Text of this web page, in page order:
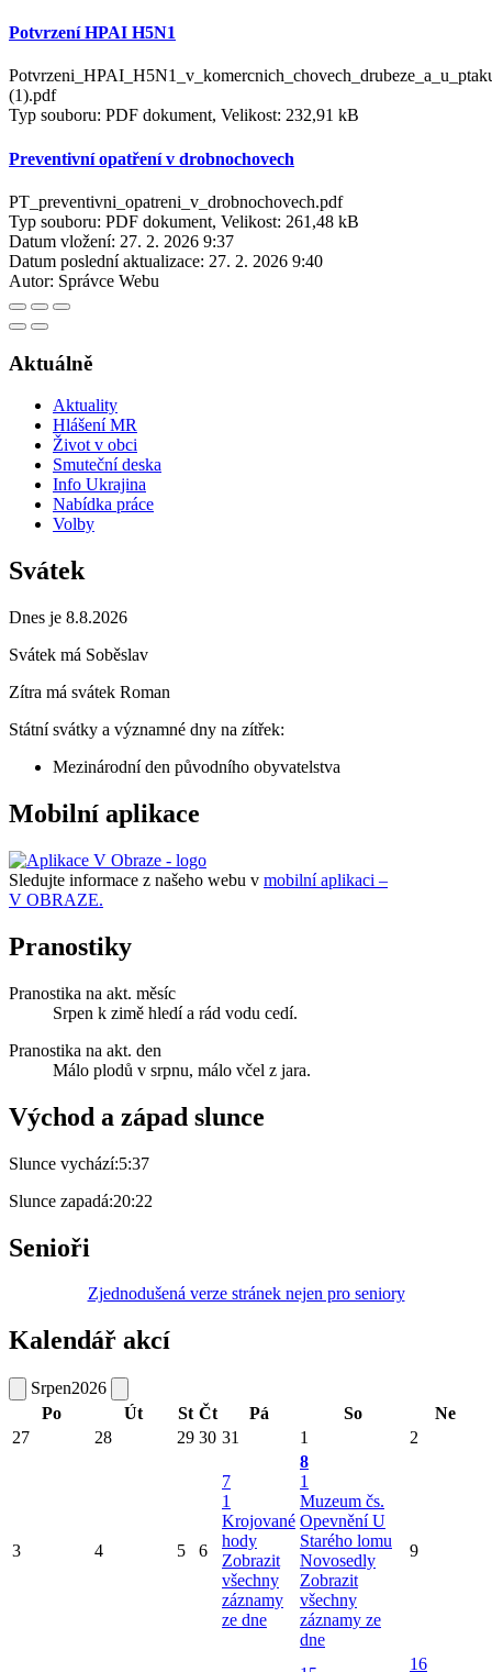
Potvrzení HPAI H5N1
(1).pdf
Typ souboru: PDF dokument, Velikost: 232,91 kB
Preventivní opatření v drobnochovech
PT_preventivni_opatreni_v_drobnochovech.pdf
Typ souboru: PDF dokument, Velikost: 261,48 kB
Datum vložení: 27. 2. 2026 9:37
Datum poslední aktualizace: 27. 2. 2026 9:40
Autor: Správce Webu
Aktuálně
Aktuality
Hlášení MR
Život v obci
Smuteční deska
Info Ukrajina
Nabídka práce
Volby
Svátek
Dnes je 8.8.2026
Svátek má Soběslav
Zítra má svátek Roman
Státní svátky a významné dny na zítřek:
Mezinárodní den původního obyvatelstva
Mobilní aplikace
Sledujte informace z našeho webu v mobilní aplikaci –
V OBRAZE.
Pranostiky
Pranostika na akt. měsíc
Srpen k zimě hledí a rád vodu cedí.
Pranostika na akt. den
Málo plodů v srpnu, málo včel z jara.
Východ a západ slunce
Slunce vychází:5:37
Slunce zapadá:20:22
Senioři
Zjednodušená verze stránek nejen pro seniory
Kalendář akcí
Srpen2026
Po
Út St Čt Pá So
Ne
27
28 29 30 31 1 2
3 4 5 6
7
1
Krojované
hody
Zobrazit
všechny
záznamy
ze dne
8
1
Muzeum čs.
Opevnění U
Starého lomu
Novosedly
Zobrazit
všechny
záznamy ze
dne
9
16